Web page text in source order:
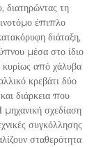
διατηρώντας τη
έπιπλο
διάταξη,
μέσα στο ίδιο
από χάλυβα
κρεβάτι δύο
διάρκεια που
μηχανική σχεδίαση
συγκόλλησης
σταθερότητα